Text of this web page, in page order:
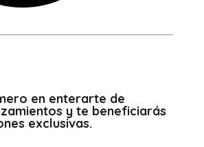
en enterarte de
y te beneficiarás
exclusivas.